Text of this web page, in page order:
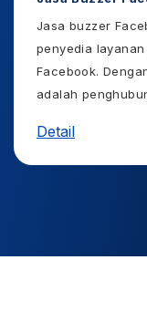
Jasa buzzer
penyedia
Facebook.
adalah
Detail